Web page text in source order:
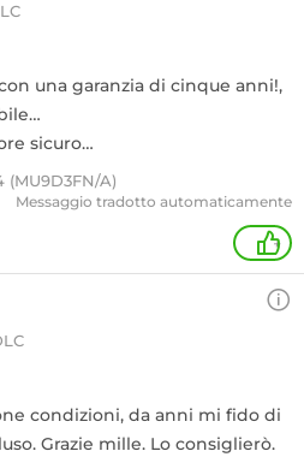
una garanzia di cinque anni!,
sicuro…
A)
Messaggio tradotto automaticamente
+
condizioni, da anni mi fido di
Grazie mille. Lo consiglierò.